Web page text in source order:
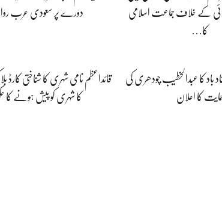
کے خلاف جماعت اسلامی
کا…
دورے پر سعودی عرب
شاد باد کا عبدالخطیب چودھری کی
کا اعلان
قائداعظم نامی شہری کا شناختی کارڈ
کا شہری کو پیش ہونے کا